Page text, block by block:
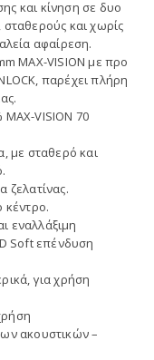
και κίνηση σε δυο
και χωρίς
αφαίρεση.
MAX-VISION με προ
παρέχει πλήρη
VISION 70
με σταθερό και
ζελατίνας.
κέντρο.
εναλλάξιμη
Soft επένδυση
για χρήση
ακουστικών –